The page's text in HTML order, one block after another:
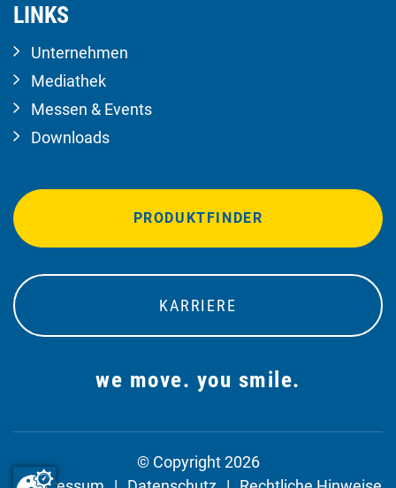
LINKS
Unternehmen
Mediathek
Messen & Events
Downloads
PRODUKTFINDER
KARRIERE
we move. you smile.
© Copyright 2026